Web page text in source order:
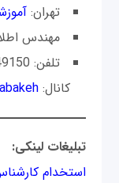
تهران:
مهندس
کانال:
تبلیغات لینکی:
استخدام